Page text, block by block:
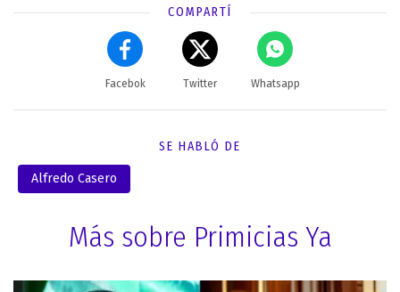
COMPARTÍ
Facebok Twitter Whatsapp
SE HABLÓ DE
Alfredo Casero
Más sobre Primicias Ya